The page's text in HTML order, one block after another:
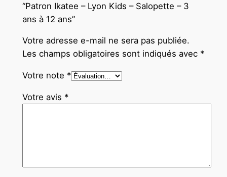
“Patron Ikatee – Lyon Kids – Salopette – 3
ans à 12 ans”
Votre adresse e-mail ne sera pas publiée.
Les champs obligatoires sont indiqués avec *
Votre note *
Votre avis *